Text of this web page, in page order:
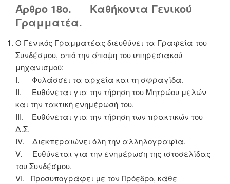
Άρθρο 18ο. Καθήκοντα Γενικού
Γραμματέα.
Ο Γενικός Γραμματέας διευθύνει τα Γραφεία του
Συνδέσμου, από την άποψη του υπηρεσιακού
μηχανισμού:
I. Φυλάσσει τα αρχεία και τη σφραγίδα.
II. Ευθύνεται για την τήρηση του Μητρώου μελών
και την τακτική ενημέρωσή του.
III. Ευθύνεται για την τήρηση των πρακτικών του
Δ.Σ.
IV. Διεκπεραιώνει όλη την αλληλογραφία.
V. Ευθύνεται για την ενημέρωση της ιστοσελίδας
του Συνδέσμου.
VI. Προσυπογράφει με τον Πρόεδρο, κάθε